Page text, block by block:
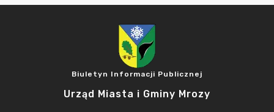
Biuletyn Informacji Publicznej
Urząd Miasta i Gminy Mrozy